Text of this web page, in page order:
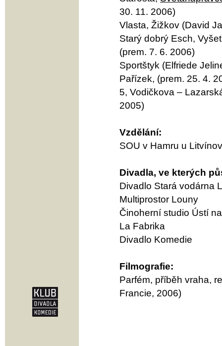
30. 11. 2006)
Vlasta, Žižkov (David
Starý dobrý Esch,
(prem. 7. 6. 2006)
Sportštyk (Elfriede
Pařízek, (prem. 25. 4.
5, Vodičkova –
2005)
Vzdělání:
SOU v Hamru u
Divadla, ve kterých
Divadlo Stará vodárna
Multiprostor Louny
Činoherní studio Ústí
La Fabrika
Divadlo Komedie
Filmografie:
Parfém, příběh vraha,
Francie, 2006)